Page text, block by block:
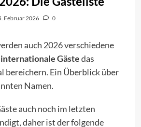
Februar 2026 0
auch 2026verschiedene
Gästedas
bereichern. Ein Überblick über
Namen.
auch noch im letzten
daher ist der folgende